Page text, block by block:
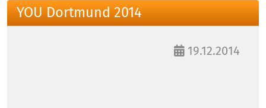
YOU Dortmund 2014
19.12.2014